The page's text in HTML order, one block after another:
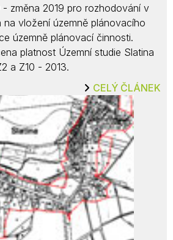
- změna 2019 pro rozhodování v
na vložení územně plánovacího
územně plánovací činnosti.
platnost Územní studie Slatina
a Z10 - 2013.
CELÝ ČLÁNEK